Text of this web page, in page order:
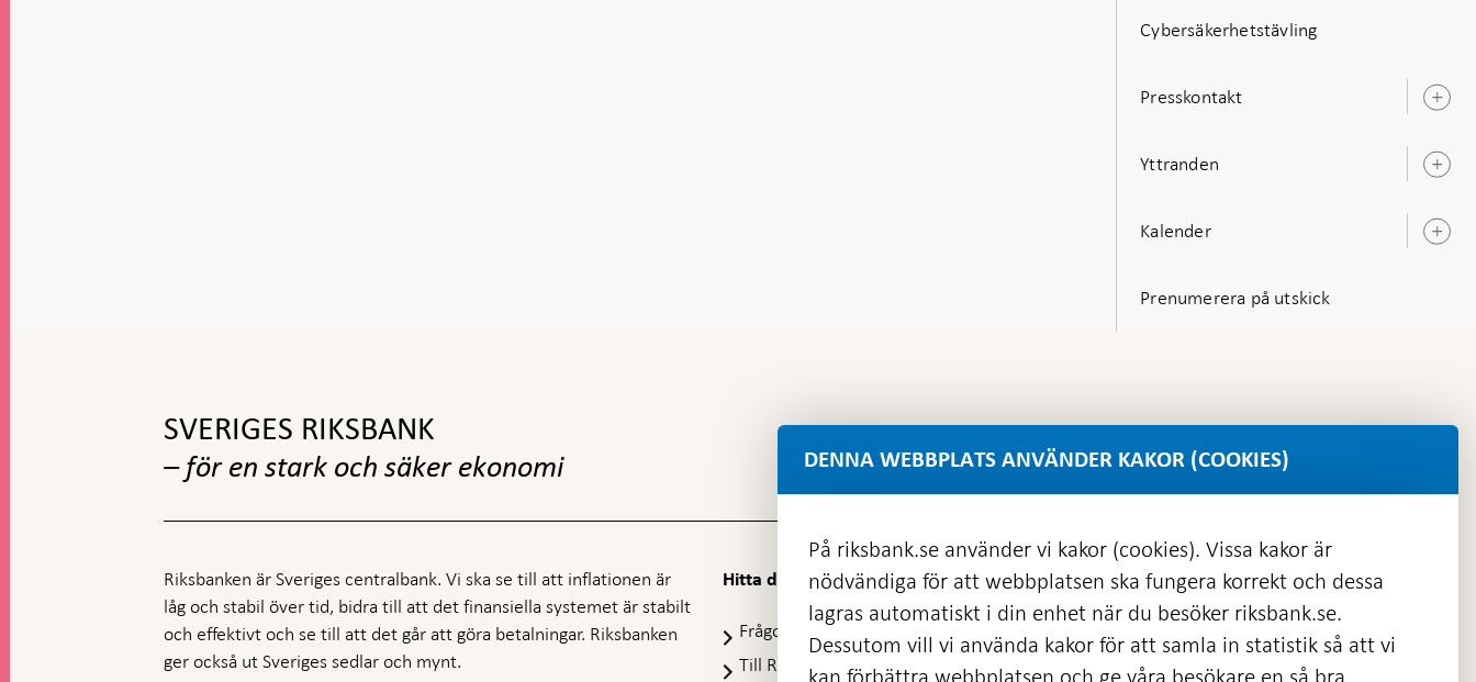
Cybersäkerhetstävling
Presskontakt
Yttranden
Kalender
Prenumerera på utskick
SVERIGES RIKSBANK
– för en stark och säker ekonomi
Riksbanken är Sveriges centralbank. Vi ska se till att inflationen är
låg och stabil över tid, bidra till att det finansiella systemet är stabilt
och effektivt och se till att det går att göra betalningar. Riksbanken
ger också ut Sveriges sedlar och mynt.
Hitta direkt
Frågor och svar
Öppnas
i
Till Riksbankens webbarkiv
DENNA WEBBPLATS ANVÄNDER KAKOR (COOKIES)
På riksbank.se använder vi kakor (cookies). Vissa kakor är
nödvändiga för att webbplatsen ska fungera korrekt och dessa
lagras automatiskt i din enhet när du besöker riksbank.se.
Dessutom vill vi använda kakor för att samla in statistik så att vi